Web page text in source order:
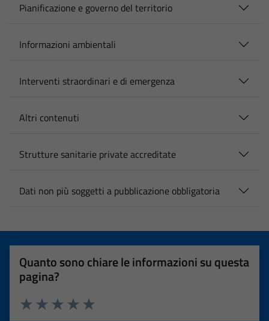
Pianificazione e governo del territorio
Informazioni ambientali
Interventi straordinari e di emergenza
Altri contenuti
Strutture sanitarie private accreditate
Dati non più soggetti a pubblicazione obbligatoria
Quanto sono chiare le informazioni su questa
pagina?
Valuta 5 stelle su 5
Valuta 4 stelle su 5
Valuta 3 stelle su 5
Valuta 2 stelle su 5
Valuta 1 stelle su 5